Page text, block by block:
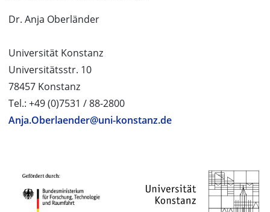
Dr. Anja Oberländer
Universität Konstanz
Universitätsstr. 10
78457 Konstanz
Tel.: +49 (0)7531 / 88-2800
Anja.Oberlaender@uni-konstanz.de